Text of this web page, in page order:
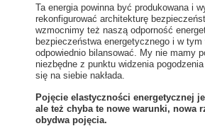
Ta energia powinna być produkowana i
rekonfigurować architekturę
wzmocnimy też naszą odporność
bezpieczeństwa energetycznego i w
odpowiednio bilansować. My nie mamy
niezbędne z punktu widzenia
się na siebie nakłada.
Pojęcie elastyczności energetycznej
ale też chyba te nowe warunki, nowa
obydwa pojęcia.